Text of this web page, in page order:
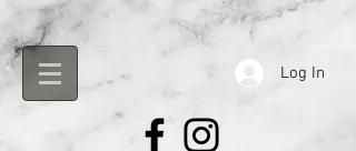
Log In